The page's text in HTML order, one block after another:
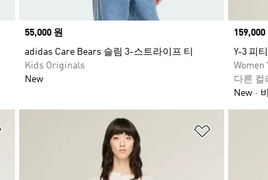
Price
55,000 원
adidas Care Bears 슬림 3-스트라이프 티
Kids Originals
New
Price
159,000
Y-3 피
Women
다른 컬
New